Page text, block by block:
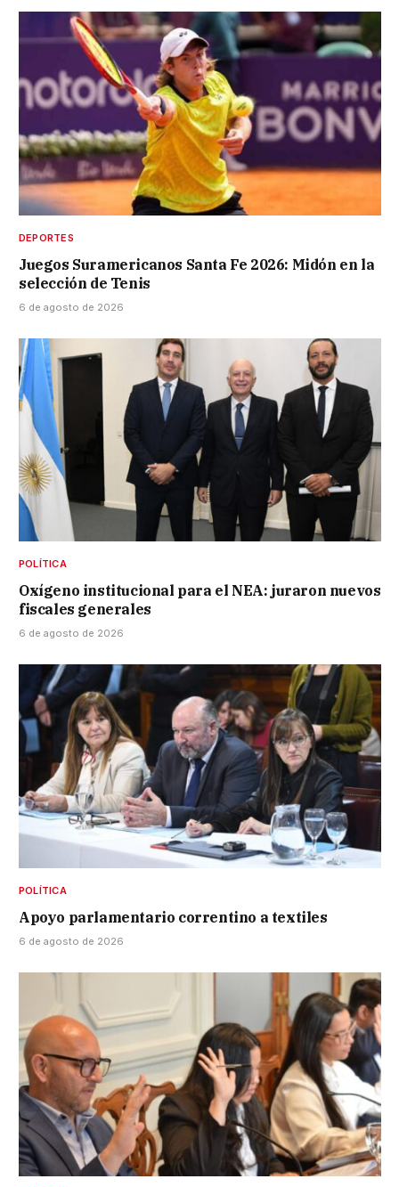
DEPORTES
Juegos Suramericanos Santa Fe 2026: Midón en la
selección de Tenis
6 de agosto de 2026
POLÍTICA
Oxígeno institucional para el NEA: juraron nuevos
fiscales generales
6 de agosto de 2026
POLÍTICA
Apoyo parlamentario correntino a textiles
6 de agosto de 2026